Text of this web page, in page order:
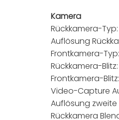
Kamera
Rückkamera-
Auflösung
Frontkamera-
Rückkamera-
Frontkamera-
Video-Capture
Auflösung zweite
Rückkamera